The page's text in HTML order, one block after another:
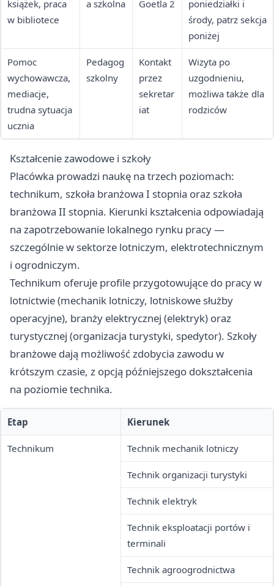
książek, praca
w bibliotece
a szkolna Goetla 2
poniedziałki i
środy, patrz sekcja
poniżej
Pomoc
wychowawcza,
mediacje,
trudna sytuacja
ucznia
Pedagog
szkolny
Kontakt
przez
sekretar
iat
Wizyta po
uzgodnieniu,
możliwa także dla
rodziców
Kształcenie zawodowe i szkoły
Placówka prowadzi naukę na trzech poziomach:
technikum, szkoła branżowa I stopnia oraz szkoła
branżowa II stopnia. Kierunki kształcenia odpowiadają
na zapotrzebowanie lokalnego rynku pracy —
szczególnie w sektorze lotniczym, elektrotechnicznym
i ogrodniczym.
Technikum oferuje profile przygotowujące do pracy w
lotnictwie (mechanik lotniczy, lotniskowe służby
operacyjne), branży elektrycznej (elektryk) oraz
turystycznej (organizacja turystyki, spedytor). Szkoły
branżowe dają możliwość zdobycia zawodu w
krótszym czasie, z opcją późniejszego dokształcenia
na poziomie technika.
Etap Kierunek
Technikum Technik mechanik lotniczy
Technik organizacji turystyki
Technik elektryk
Technik eksploatacji portów i
terminali
Technik agroogrodnictwa